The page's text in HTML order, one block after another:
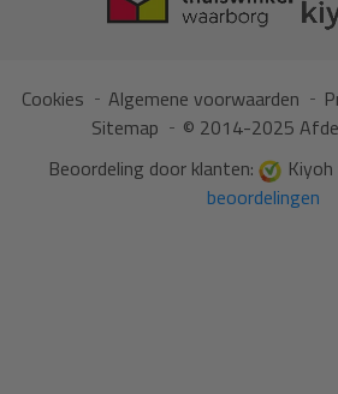
Cookies Algemene voorwaarden
Sitemap
© 2014-2025
Beoordeling door klanten:
beoordelingen